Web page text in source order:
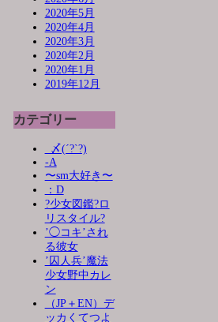
2020年5月
2020年4月
2020年3月
2020年2月
2020年1月
2019年12月
カテゴリー
_〆(´?`?)
-A
〜sm大好き〜
：D
?少女図鑑?ロ
リスタイル?
’◯コキ’され
る彼女
’囚人兵’魔法
少女野中カレ
ン
（JP＋EN）デ
ッカくてつよ